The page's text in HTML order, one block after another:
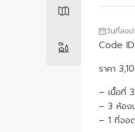
วันที่ลงป
Code
ราคา
– เนื้อที่
– 3 ห้อง
– 1 ที่จอ